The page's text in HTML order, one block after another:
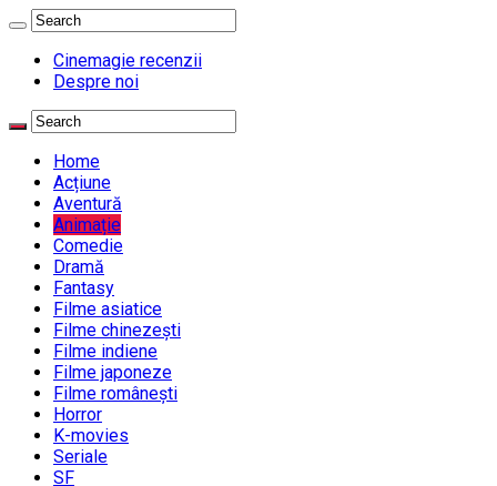
Cinemagie recenzii
Despre noi
Home
Acțiune
Aventură
Animație
Comedie
Dramă
Fantasy
Filme asiatice
Filme chinezești
Filme indiene
Filme japoneze
Filme românești
Horror
K-movies
Seriale
SF